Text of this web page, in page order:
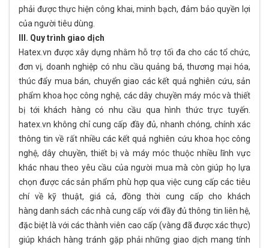
phải được thực hiện công khai, minh bạch, đảm bảo quyền lợi
của người tiêu dùng.
III. Quy trình giao dịch
Hatex.vn được xây dựng nhằm hỗ trợ tối đa cho các tổ chức,
đơn vị, doanh nghiệp có nhu cầu quảng bá, thương mại hóa,
thúc đẩy mua bán, chuyển giao các kết quả nghiên cứu, sản
phẩm khoa học công nghệ, các dây chuyền máy móc và thiết
bị tới khách hàng có nhu cầu qua hình thức trực tuyến.
hatex.vn không chỉ cung cấp đầy đủ, nhanh chóng, chính xác
thông tin về rất nhiều các kết quả nghiên cứu khoa học công
nghệ, dây chuyền, thiết bị và máy móc thuộc nhiều lĩnh vực
khác nhau theo yêu cầu của người mua mà còn giúp họ lựa
chọn được các sản phẩm phù hợp qua việc cung cấp các tiêu
chí về kỹ thuật, giá cả, đồng thời cung cấp cho khách
hàng danh sách các nhà cung cấp với đầy đủ thông tin liên hệ,
đặc biệt là với các thành viên cao cấp (vàng đã được xác thực)
giúp khách hàng tránh gặp phải những giao dịch mang tính